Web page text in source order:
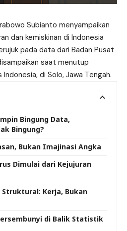
Subianto menyampaikan
dan kemiskinan di Indonesia
pada data dari Badan Pusat
saat menutup
di Solo, Jawa Tengah.
Bingung Data,
Bingung?
Bukan Imajinasi Angka
Dimulai dari Kejujuran
Kerja, Bukan
di Balik Statistik